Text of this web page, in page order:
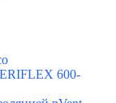
600-